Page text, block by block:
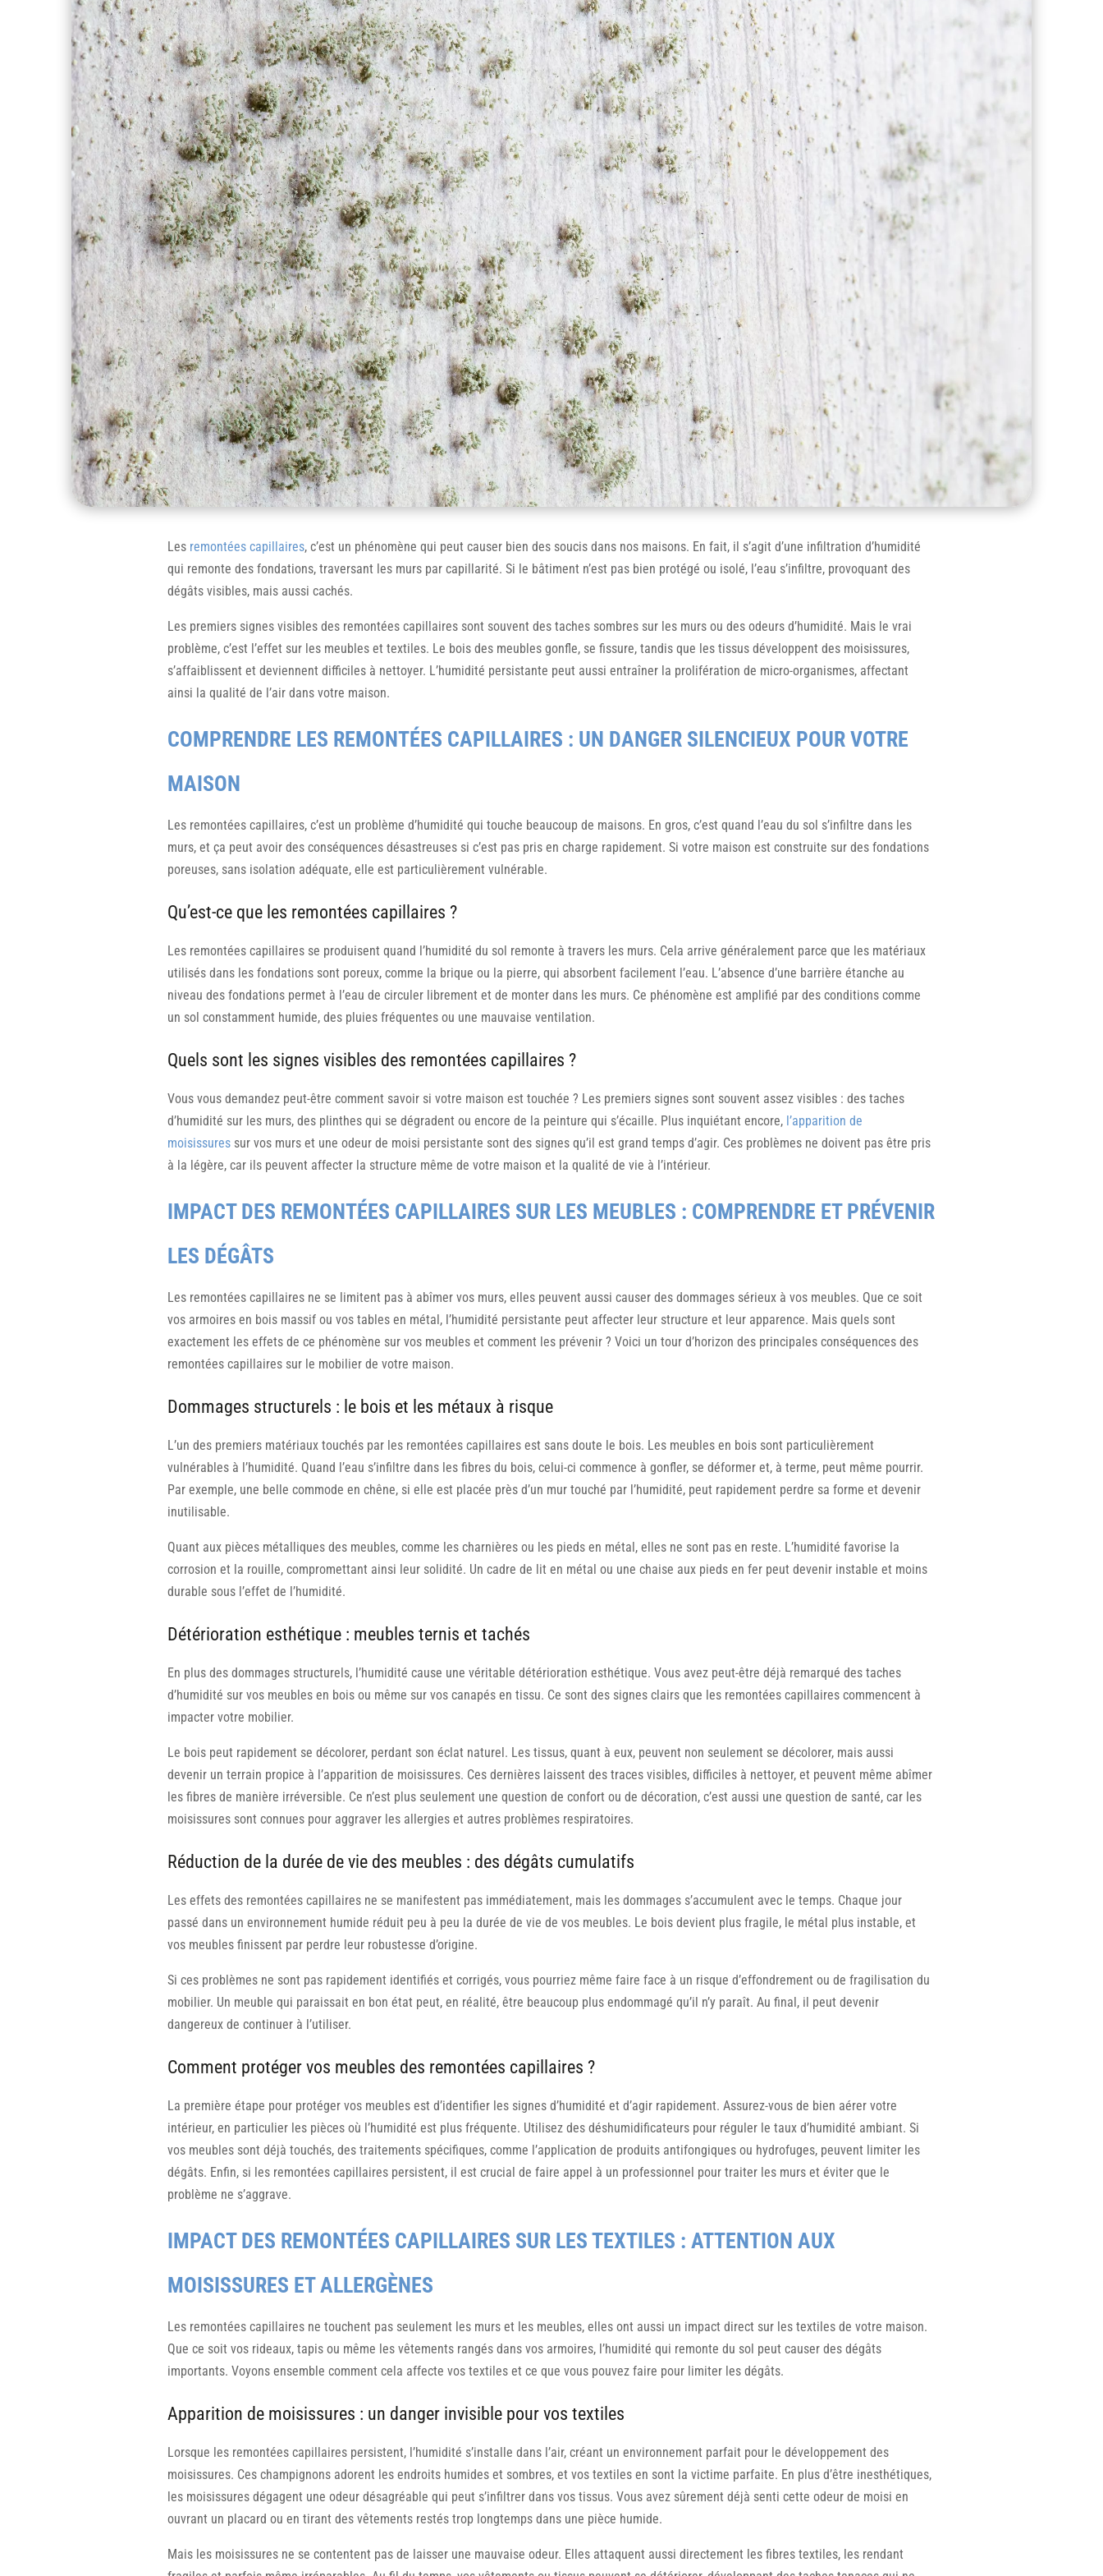
Les remontées capillaires, c’est un phénomène qui peut causer bien des soucis dans nos maisons. En fait, il s’agit d’une infiltration d’humidité
qui remonte des fondations, traversant les murs par capillarité. Si le bâtiment n’est pas bien protégé ou isolé, l’eau s’infiltre, provoquant des
dégâts visibles, mais aussi cachés.
Les premiers signes visibles des remontées capillaires sont souvent des taches sombres sur les murs ou des odeurs d’humidité. Mais le vrai
problème, c’est l’effet sur les meubles et textiles. Le bois des meubles gonfle, se fissure, tandis que les tissus développent des moisissures,
s’affaiblissent et deviennent difficiles à nettoyer. L’humidité persistante peut aussi entraîner la prolifération de micro-organismes, affectant
ainsi la qualité de l’air dans votre maison.
COMPRENDRE LES REMONTÉES CAPILLAIRES : UN DANGER SILENCIEUX POUR VOTRE
MAISON
Les remontées capillaires, c’est un problème d’humidité qui touche beaucoup de maisons. En gros, c’est quand l’eau du sol s’infiltre dans les
murs, et ça peut avoir des conséquences désastreuses si c’est pas pris en charge rapidement. Si votre maison est construite sur des fondations
poreuses, sans isolation adéquate, elle est particulièrement vulnérable.
Qu’est-ce que les remontées capillaires ?
Les remontées capillaires se produisent quand l’humidité du sol remonte à travers les murs. Cela arrive généralement parce que les matériaux
utilisés dans les fondations sont poreux, comme la brique ou la pierre, qui absorbent facilement l’eau. L’absence d’une barrière étanche au
niveau des fondations permet à l’eau de circuler librement et de monter dans les murs. Ce phénomène est amplifié par des conditions comme
un sol constamment humide, des pluies fréquentes ou une mauvaise ventilation.
Quels sont les signes visibles des remontées capillaires ?
Vous vous demandez peut-être comment savoir si votre maison est touchée ? Les premiers signes sont souvent assez visibles : des taches
d’humidité sur les murs, des plinthes qui se dégradent ou encore de la peinture qui s’écaille. Plus inquiétant encore, l’apparition de
moisissures sur vos murs et une odeur de moisi persistante sont des signes qu’il est grand temps d’agir. Ces problèmes ne doivent pas être pris
à la légère, car ils peuvent affecter la structure même de votre maison et la qualité de vie à l’intérieur.
IMPACT DES REMONTÉES CAPILLAIRES SUR LES MEUBLES : COMPRENDRE ET PRÉVENIR
LES DÉGÂTS
Les remontées capillaires ne se limitent pas à abîmer vos murs, elles peuvent aussi causer des dommages sérieux à vos meubles. Que ce soit
vos armoires en bois massif ou vos tables en métal, l’humidité persistante peut affecter leur structure et leur apparence. Mais quels sont
exactement les effets de ce phénomène sur vos meubles et comment les prévenir ? Voici un tour d’horizon des principales conséquences des
remontées capillaires sur le mobilier de votre maison.
Dommages structurels : le bois et les métaux à risque
L’un des premiers matériaux touchés par les remontées capillaires est sans doute le bois. Les meubles en bois sont particulièrement
vulnérables à l’humidité. Quand l’eau s’infiltre dans les fibres du bois, celui-ci commence à gonfler, se déformer et, à terme, peut même pourrir.
Par exemple, une belle commode en chêne, si elle est placée près d’un mur touché par l’humidité, peut rapidement perdre sa forme et devenir
inutilisable.
Quant aux pièces métalliques des meubles, comme les charnières ou les pieds en métal, elles ne sont pas en reste. L’humidité favorise la
corrosion et la rouille, compromettant ainsi leur solidité. Un cadre de lit en métal ou une chaise aux pieds en fer peut devenir instable et moins
durable sous l’effet de l’humidité.
Détérioration esthétique : meubles ternis et tachés
En plus des dommages structurels, l’humidité cause une véritable détérioration esthétique. Vous avez peut-être déjà remarqué des taches
d’humidité sur vos meubles en bois ou même sur vos canapés en tissu. Ce sont des signes clairs que les remontées capillaires commencent à
impacter votre mobilier.
Le bois peut rapidement se décolorer, perdant son éclat naturel. Les tissus, quant à eux, peuvent non seulement se décolorer, mais aussi
devenir un terrain propice à l’apparition de moisissures. Ces dernières laissent des traces visibles, difficiles à nettoyer, et peuvent même abîmer
les fibres de manière irréversible. Ce n’est plus seulement une question de confort ou de décoration, c’est aussi une question de santé, car les
moisissures sont connues pour aggraver les allergies et autres problèmes respiratoires.
Réduction de la durée de vie des meubles : des dégâts cumulatifs
Les effets des remontées capillaires ne se manifestent pas immédiatement, mais les dommages s’accumulent avec le temps. Chaque jour
passé dans un environnement humide réduit peu à peu la durée de vie de vos meubles. Le bois devient plus fragile, le métal plus instable, et
vos meubles finissent par perdre leur robustesse d’origine.
Si ces problèmes ne sont pas rapidement identifiés et corrigés, vous pourriez même faire face à un risque d’effondrement ou de fragilisation du
mobilier. Un meuble qui paraissait en bon état peut, en réalité, être beaucoup plus endommagé qu’il n’y paraît. Au final, il peut devenir
dangereux de continuer à l’utiliser.
Comment protéger vos meubles des remontées capillaires ?
La première étape pour protéger vos meubles est d’identifier les signes d’humidité et d’agir rapidement. Assurez-vous de bien aérer votre
intérieur, en particulier les pièces où l’humidité est plus fréquente. Utilisez des déshumidificateurs pour réguler le taux d’humidité ambiant. Si
vos meubles sont déjà touchés, des traitements spécifiques, comme l’application de produits antifongiques ou hydrofuges, peuvent limiter les
dégâts. Enfin, si les remontées capillaires persistent, il est crucial de faire appel à un professionnel pour traiter les murs et éviter que le
problème ne s’aggrave.
IMPACT DES REMONTÉES CAPILLAIRES SUR LES TEXTILES : ATTENTION AUX
MOISISSURES ET ALLERGÈNES
Les remontées capillaires ne touchent pas seulement les murs et les meubles, elles ont aussi un impact direct sur les textiles de votre maison.
Que ce soit vos rideaux, tapis ou même les vêtements rangés dans vos armoires, l’humidité qui remonte du sol peut causer des dégâts
importants. Voyons ensemble comment cela affecte vos textiles et ce que vous pouvez faire pour limiter les dégâts.
Apparition de moisissures : un danger invisible pour vos textiles
Lorsque les remontées capillaires persistent, l’humidité s’installe dans l’air, créant un environnement parfait pour le développement des
moisissures. Ces champignons adorent les endroits humides et sombres, et vos textiles en sont la victime parfaite. En plus d’être inesthétiques,
les moisissures dégagent une odeur désagréable qui peut s’infiltrer dans vos tissus. Vous avez sûrement déjà senti cette odeur de moisi en
ouvrant un placard ou en tirant des vêtements restés trop longtemps dans une pièce humide.
Mais les moisissures ne se contentent pas de laisser une mauvaise odeur. Elles attaquent aussi directement les fibres textiles, les rendant